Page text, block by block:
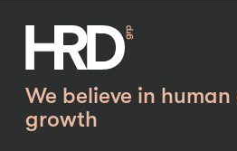
We believe in
growth